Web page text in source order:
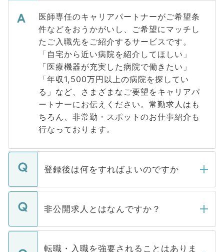
医師専任のキャリアパートナーがご希望条
件などをおうかがいし、ご希望にマッチし
たご入職先をご紹介するサービスです。
「自宅から近い病院を紹介してほしい」
「医療機器が充実した病院で働きたい」
「年収1,500万円以上の病院を探してい
る」など、さまざまなご要望をキャリアパ
ートナーにお伝えください。常勤求人はも
ちろん、非常勤・スポットのお仕事紹介も
行なっております。
登録後は何をすればよいのですか
ご登録いただきましたら、弊社担当者がご
登録内容を確認し、その後メールもしくは
ます。通常、5営業日以内にはご連絡をせて
いただきますので、しばらくお待ちくださ
非公開求人とはなんですか？
マイナビDOCTORで取り扱っている求人の
うち約3割は、Webサイトからご覧いただ
転職・入職を強要されることはありま